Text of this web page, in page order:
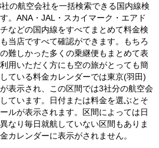
の航空会社を一括検索できる国内線検
。ANA・JAL・スカイマーク・エアド
などの国内線をすべてまとめて料金検
当店ですべて確認ができます。もちろ
難しかった多くの乗継便もまとめて表
用いただく方にも空の旅がとっても簡
ている料金カレンダーでは東京(羽田)
表示され、この区間では3社分の航空会
ています。日付または料金を選ぶとそ
ルが表示されます。区間によっては日
なり毎日就航していない区間もありま
カレンダーに表示がされません。